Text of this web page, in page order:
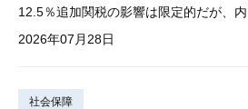
12.5％追加関税の影響は限定的だが、
2026年07月28日
社会保障